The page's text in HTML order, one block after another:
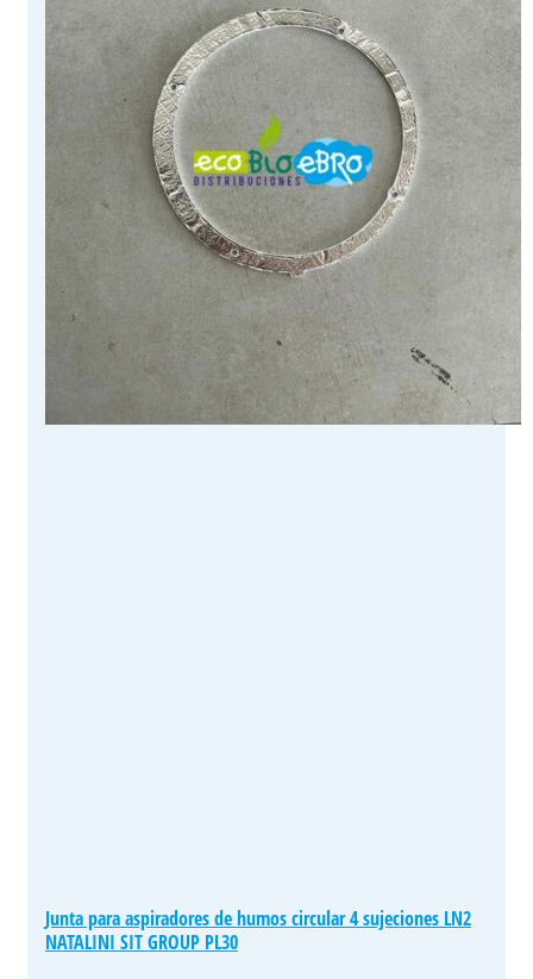
Junta para aspiradores de humos circular 4 sujeciones LN2
NATALINI SIT GROUP PL30